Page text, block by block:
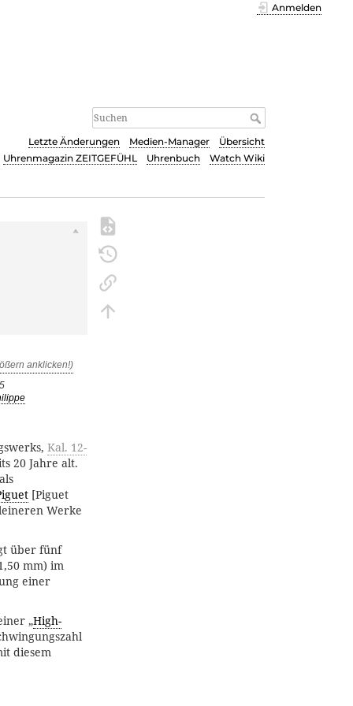
Anmelden
Letzte Änderungen Medien-Manager
Übersicht
Uhrenmagazin ZEITGEFÜHL Uhrenbuch Watch Wiki
Kal. 12-
20 Jahre alt.
[Piguet
Werke
über fünf
mm) im
einer
„High-
diesem